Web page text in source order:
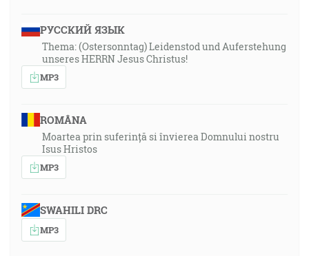
РУССКИЙ ЯЗЫК
Thema: (Ostersonntag) Leidenstod und Auferstehung
unseres HERRN Jesus Christus!
MP3
ROMÂNA
Moartea prin suferință si învierea Domnului nostru
Isus Hristos
MP3
SWAHILI DRC
MP3